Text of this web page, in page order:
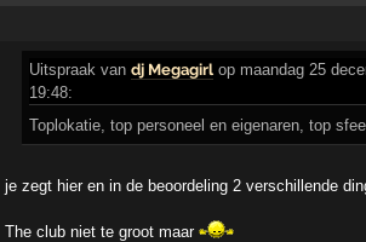
Uitspraak vandj Megagirl op maandag 25
19:48:
Toplokatie, top personeel en eigenaren, top
je zegt hier en in de beoordeling 2 verschillende
The club niet te groot maar